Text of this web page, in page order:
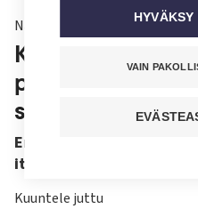
Näkökulma
Kolumni: Siirryin
päivystykseen –
suuresta roolista
Ensihoitaja Veera
itseään päivystyksessä.
Kuuntele juttu
VAIN